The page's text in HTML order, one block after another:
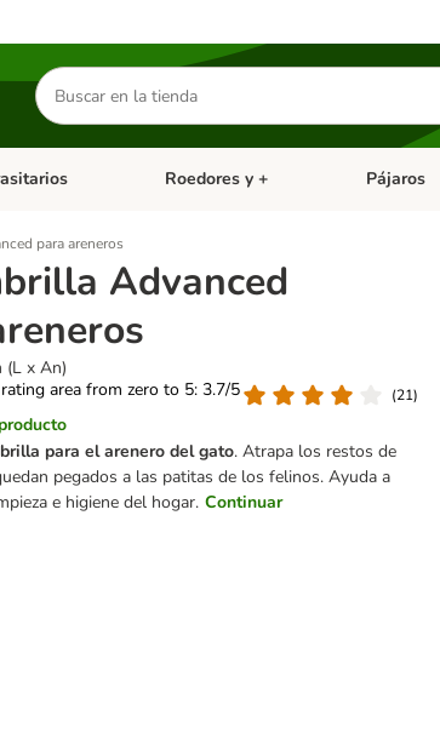
Buscar
productos
abierto: Dieta Vet.Menú de categoria abierto:
Roedores y + Menú de
Pájaros
para areneros
Advanced
(L x An)
area from zero to 5: 3.7/5
(21)
para el arenero del gato. Atrapa los restos de
pegados a las patitas de los felinos. Ayuda a
e higiene del hogar. Continuar